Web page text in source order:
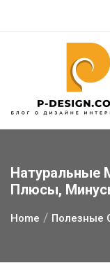
Натуральные
Плюсы,
Home Полезные